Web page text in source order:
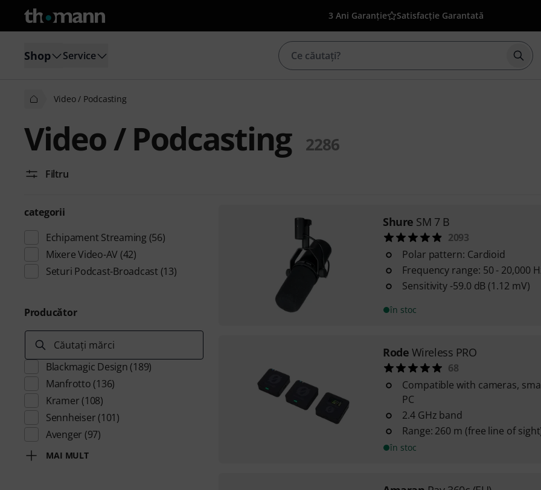
3 Ani Garanție Satisfacție Garantată
Shop Service
Video / Podcasting
Video / Podcasting 2286
Filtru
categorii
Echipament Streaming (56)
Mixere Video-AV (42)
Seturi Podcast-Broadcast (13)
Producător
Căutați mărci
Blackmagic Design (189)
Manfrotto (136)
Kramer (108)
Sennheiser (101)
Avenger (97)
MAI MULT
Shure SM 7 B
2093
Polar pattern: Cardioid
Frequency range: 50 - 20,000
Sensitivity -59.0 dB (1.12 mV)
în stoc
Rode Wireless PRO
68
Compatible with cameras,
PC
2.4 GHz band
Range: 260 m (free line of
în stoc